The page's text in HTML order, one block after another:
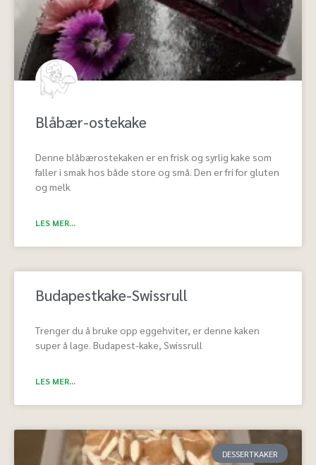
Blåbær-ostekake
Denne blåbærostekaken er en frisk og syrlig kake som
faller i smak hos både store og små. Den er fri for gluten
og melk
LES MER...
Budapestkake-Swissrull
Trenger du å bruke opp eggehviter, er denne kaken
super å lage. Budapest-kake, Swissrull
LES MER...
DESSERTKAKER